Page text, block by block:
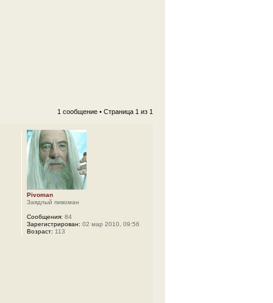
1 сообщение • Страница 1 из 1
Pivoman
Заядлый пивоман
Сообщения: 84
Зарегистрирован: 02 мар 2010, 09:56
Возраст: 113